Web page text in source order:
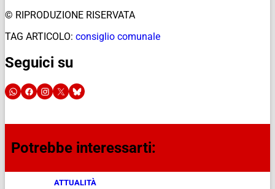
© RIPRODUZIONE RISERVATA
TAG ARTICOLO: consiglio comunale
Seguici su
Potrebbe interessarti:
ATTUALITÀ